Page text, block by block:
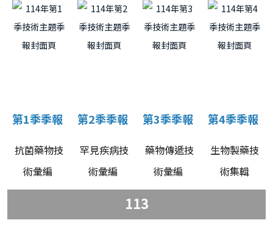
第1季季報
抗菌藥物技
術彙編
第2季季報
罕見疾病技
術彙編
第3季季報
藥物傳遞技
術彙編
第4季季報
生物製藥技
術集輯
113